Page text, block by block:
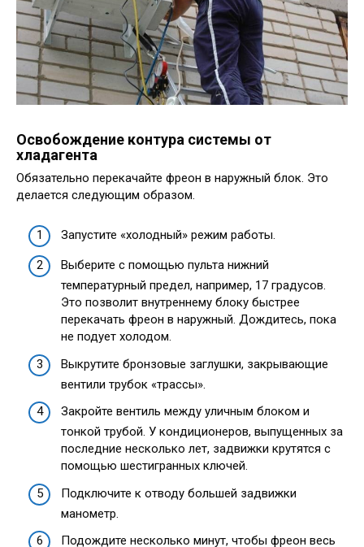
Освобождение контура системы от
хладагента
Обязательно перекачайте фреон в наружный блок. Это
делается следующим образом.
Запустите «холодный» режим работы.
Выберите с помощью пульта нижний
температурный предел, например, 17 градусов.
Это позволит внутреннему блоку быстрее
перекачать фреон в наружный. Дождитесь, пока
не подует холодом.
Выкрутите бронзовые заглушки, закрывающие
вентили трубок «трассы».
Закройте вентиль между уличным блоком и
тонкой трубой. У кондиционеров, выпущенных за
последние несколько лет, задвижки крутятся с
помощью шестигранных ключей.
Подключите к отводу большей задвижки
манометр.
Подождите несколько минут, чтобы фреон весь